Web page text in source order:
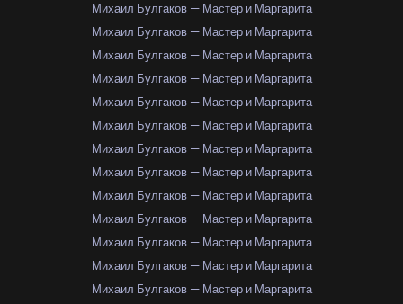
Михаил Булгаков — Мастер и Маргарита
Михаил Булгаков — Мастер и Маргарита
Михаил Булгаков — Мастер и Маргарита
Михаил Булгаков — Мастер и Маргарита
Михаил Булгаков — Мастер и Маргарита
Михаил Булгаков — Мастер и Маргарита
Михаил Булгаков — Мастер и Маргарита
Михаил Булгаков — Мастер и Маргарита
Михаил Булгаков — Мастер и Маргарита
Михаил Булгаков — Мастер и Маргарита
Михаил Булгаков — Мастер и Маргарита
Михаил Булгаков — Мастер и Маргарита
Михаил Булгаков — Мастер и Маргарита